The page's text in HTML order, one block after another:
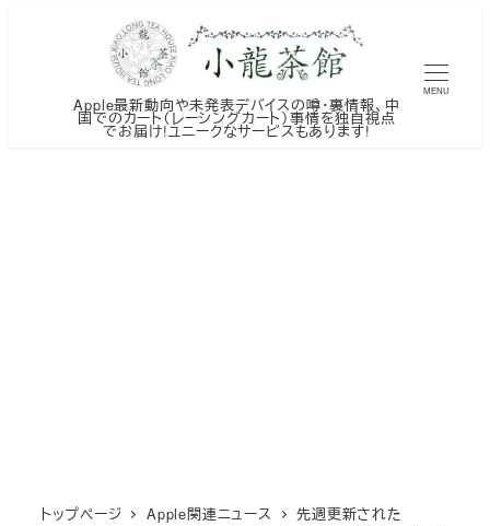
Apple最新動向や未発表デバイスの噂・裏情報、中
国でのカート（レーシングカート）事情を独自視点
でお届け!ユニークなサービスもあります!
MENU
トップページ Apple関連ニュース
先週更新された